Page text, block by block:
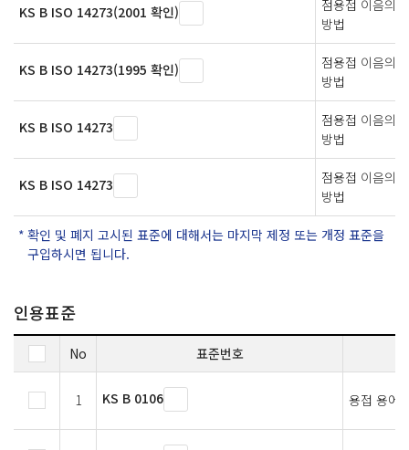
KS B ISO 14273(2001 확인)
점용접 이음의
방법
KS B ISO 14273(1995 확인)
점용접 이음의
방법
KS B ISO 14273
점용접 이음의
방법
KS B ISO 14273
점용접 이음의
방법
확인 및 폐지 고시된 표준에 대해서는 마지막 제정 또는 개정 표준을
구입하시면 됩니다.
인용표준
No 표준번호
1 KS B 0106 용접 용어